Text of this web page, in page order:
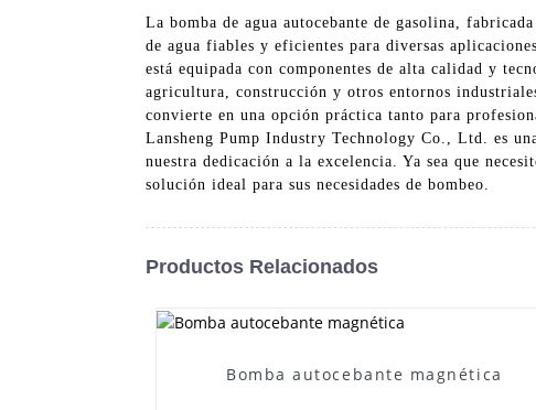
La bomba de agua autocebante de gasolina,
de agua fiables y eficientes para diversas
está equipada con componentes de alta calidad y
agricultura, construcción y otros entornos
convierte en una opción práctica tanto para
Lansheng Pump Industry Technology Co., Ltd. es
nuestra dedicación a la excelencia. Ya sea que
solución ideal para sus necesidades de bombeo.
Productos Relacionados
Bomba autocebante magnética